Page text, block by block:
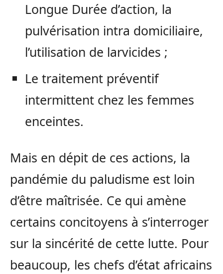
Longue Durée d’action, la
pulvérisation intra domiciliaire,
l’utilisation de larvicides ;
Le traitement préventif
intermittent chez les femmes
enceintes.
Mais en dépit de ces actions, la
pandémie du paludisme est loin
d’être maîtrisée. Ce qui amène
certains concitoyens à s’interroger
sur la sincérité de cette lutte. Pour
beaucoup, les chefs d’état africains